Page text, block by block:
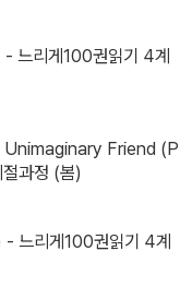
리게100권읽기 4계
Friend (P
과정 (봄)
리게100권읽기 4계